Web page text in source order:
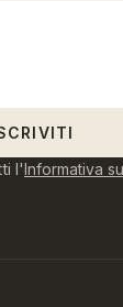
l'Informativa